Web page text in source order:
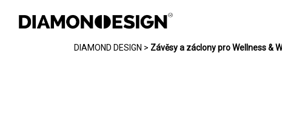
DIAMOND DESIGN > Závěsy a záclony pro Wellness &